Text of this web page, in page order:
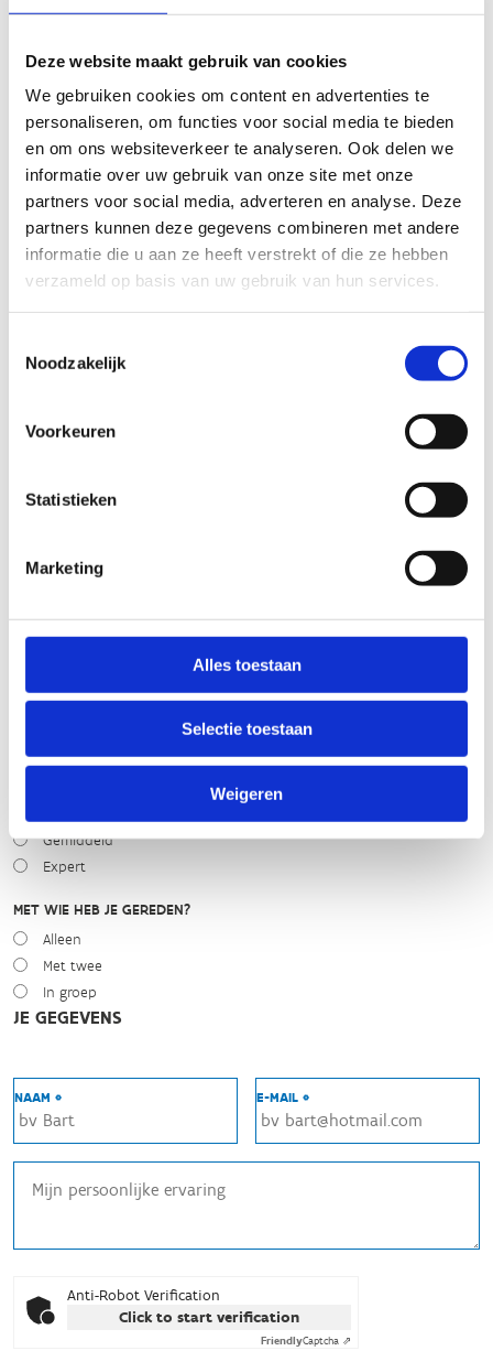
Deze website maakt gebruik van cookies
We gebruiken cookies om content en advertenties te
personaliseren, om functies voor social media te bieden
en om ons websiteverkeer te analyseren. Ook delen we
informatie over uw gebruik van onze site met onze
partners voor social media, adverteren en analyse. Deze
partners kunnen deze gegevens combineren met andere
informatie die u aan ze heeft verstrekt of die ze hebben
verzameld op basis van uw gebruik van hun services.
Noodzakelijk
Voorkeuren
Statistieken
Marketing
Alles toestaan
Selectie toestaan
Weigeren
FYSIEKE INSPANNING
licht zwaar
TECHNISCHE MOEILIJKHEIDSGRAAD
makkelijk moeilijk
BEWEGWIJZERING
Droog
Bewolkt
Gemiddeld
Expert
MET WIE HEB JE GEREDEN?
Alleen
Met twee
In groep
JE GEGEVENS
NAAM * E-MAIL *
Anti-Robot Verification
Click to start verification
FriendlyCaptcha ⇗